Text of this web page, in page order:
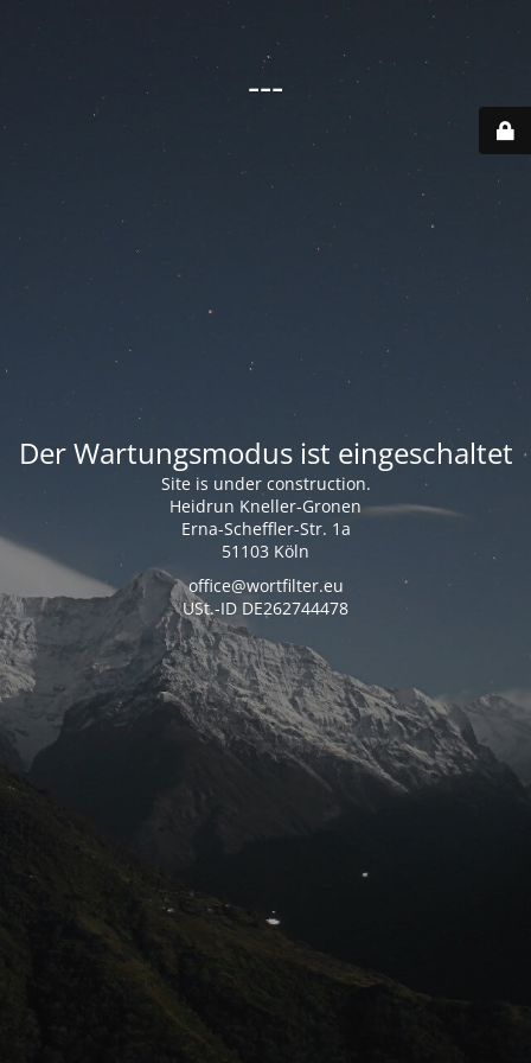
---
Der Wartungsmodus ist eingeschaltet
Site is under construction.
Heidrun Kneller-Gronen
Erna-Scheffler-Str. 1a
51103 Köln
office@wortfilter.eu
USt.-ID DE262744478